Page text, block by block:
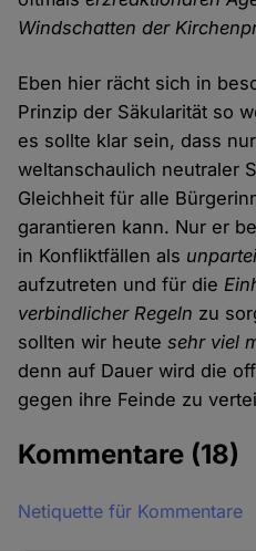
Windschatten der
Eben hier rächt sich in
Prinzip der Säkularität so
es sollte klar sein, dass
weltanschaulich neutraler
Gleichheit für alle
garantieren kann. Nur er
in Konfliktfällen als
aufzutreten und für die
verbindlicher Regeln zu
sollten wir heutesehr viel
denn auf Dauer wird die
gegen ihre Feinde zu
Kommentare (18)
Netiquette für Kommentare